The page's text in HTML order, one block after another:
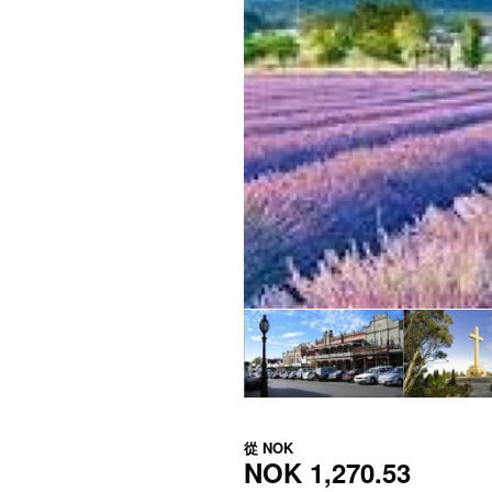
從 NOK
NOK 1,270.53